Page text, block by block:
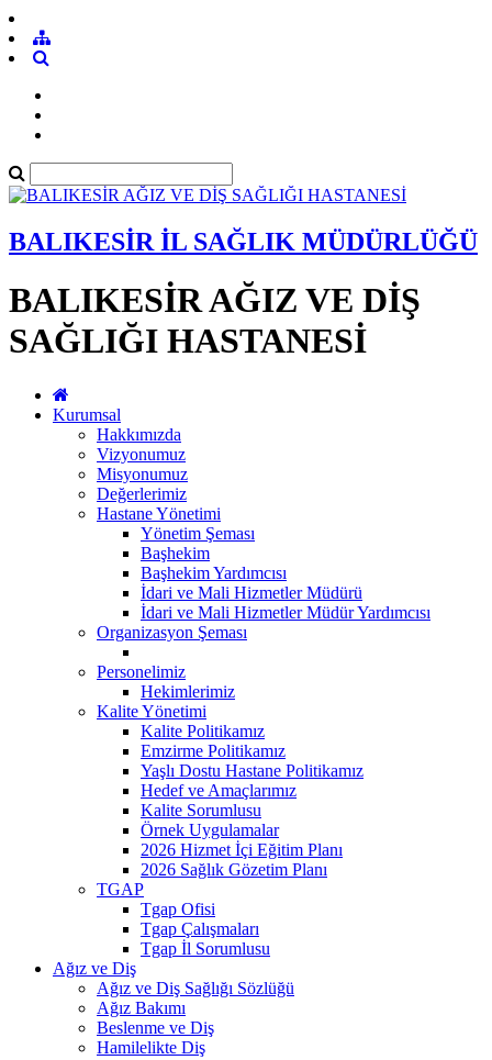
BALIKESİR İL SAĞLIK MÜDÜRLÜĞÜ
BALIKESİR AĞIZ VE DİŞ
SAĞLIĞI HASTANESİ
Kurumsal
Hakkımızda
Vizyonumuz
Misyonumuz
Değerlerimiz
Hastane Yönetimi
Yönetim Şeması
Başhekim
Başhekim Yardımcısı
İdari ve Mali Hizmetler Müdürü
İdari ve Mali Hizmetler Müdür Yardımcısı
Organizasyon Şeması
Personelimiz
Hekimlerimiz
Kalite Yönetimi
Kalite Politikamız
Emzirme Politikamız
Yaşlı Dostu Hastane Politikamız
Hedef ve Amaçlarımız
Kalite Sorumlusu
Örnek Uygulamalar
2026 Hizmet İçi Eğitim Planı
2026 Sağlık Gözetim Planı
TGAP
Tgap Ofisi
Tgap Çalışmaları
Tgap İl Sorumlusu
Ağız ve Diş
Ağız ve Diş Sağlığı Sözlüğü
Ağız Bakımı
Beslenme ve Diş
Hamilelikte Diş